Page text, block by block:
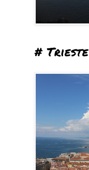
# Trieste